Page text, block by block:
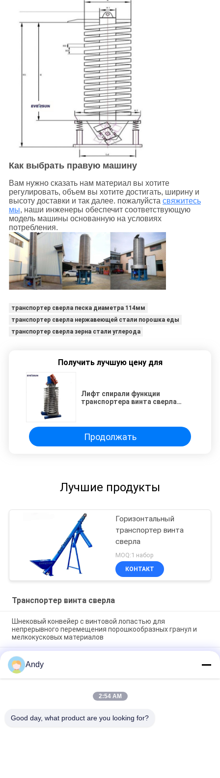
Как выбрать правую машину
Вам нужно сказать нам материал вы хотите
регулировать, объем вы хотите достигать, ширину и
высоту доставки и так далее. пожалуйста свяжитесь
мы, наши инженеры обеспечит соответствующую
модель машины основанную на условиях
потребления.
транспортер сверла песка диаметра 114мм
транспортер сверла нержавеющей стали порошка еды
транспортер сверла зерна стали углерода
Получить лучшую цену для
Лифт спирали функции
транспортера винта сверла
Продолжать
Лучшие продукты
Горизонтальный
транспортер винта
сверла
MOQ:1 набор
КОНТАКТ
Транспортер винта сверла
Шнековый конвейер с винтовой лопастью для
непрерывного перемещения порошкообразных гранул и
мелкокусковых материалов
Шнековый конвейер с винтовой лопастью для
непрерывного перемещения порошкообразных гранул и
мелкокусковых материалов
Шнековый конвейер - непрерывное транспортирующее
оборудование, использующее спиральные лопасти для
Andy
2:54 AM
Good day, what product are you looking for?